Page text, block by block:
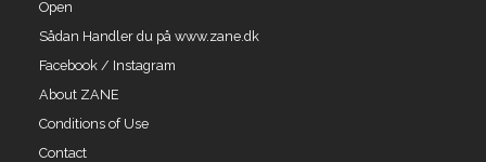
Open
Sådan Handler du på www.zane.dk
Facebook / Instagram
About ZANE
Conditions of Use
Contact